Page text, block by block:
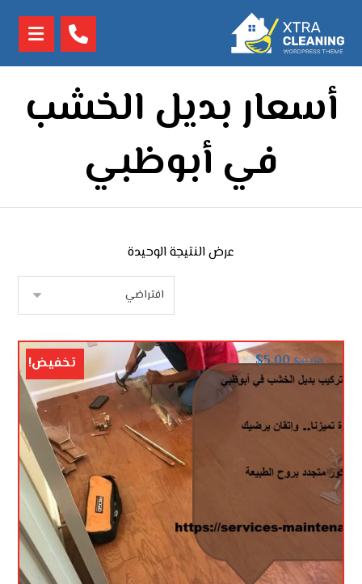
أسعار بديل الخشب
في أبوظبي
عرض النتيجة الوحيدة
$10.00
$5.00 تخفيض!